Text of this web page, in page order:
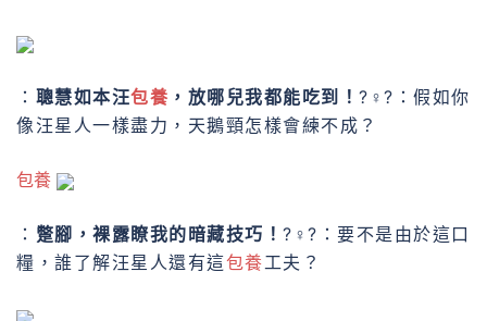
： 聰慧如本汪包養 ，放哪兒我都能吃到！ ?♀?：假如你
像汪星人一樣盡力，天鵝頸怎樣會練不成？
包養
： 蹩腳，裸露瞭我的暗藏技巧！ ?♀?：要不是由於這口
糧，誰了解汪星人還有這包養工夫？